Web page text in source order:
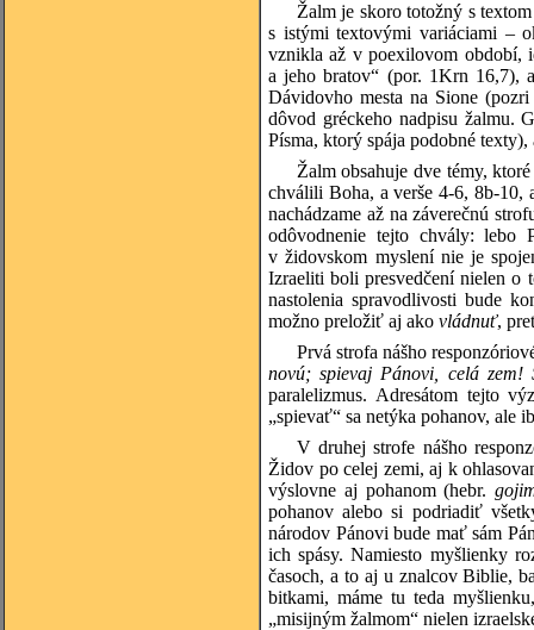
Žalm je skoro totožný s
s istými textovými variáciami –
vznikla až v poexilovom období,
a jeho bratov“ (por. 1Krn 16,7),
Dávidovho mesta na Sione
dôvod gréckeho nadpisu žalmu.
Písma, ktorý spája podobné
Žalm obsahuje dve témy,
chválili Boha, a verše 4-6, 8b-10,
nachádzame až na záverečnú
odôvodnenie tejto chvály: lebo
v židovskom myslení nie je
Izraeliti boli presvedčení nielen o
nastolenia spravodlivosti bude
možno preložiť aj ako vládnuť,
Prvá strofa nášho
novú; spievaj Pánovi, celá
paralelizmus. Adresátom tejto
„spievať“ sa netýka pohanov, ale
V druhej strofe nášho
Židov po celej zemi, aj k
výslovne aj pohanom (hebr.
pohanov alebo si podriadiť
národov Pánovi bude mať sám
ich spásy. Namiesto myšlienky
časoch, a to aj u znalcov Biblie,
bitkami, máme tu teda
„misijným žalmom“ nielen